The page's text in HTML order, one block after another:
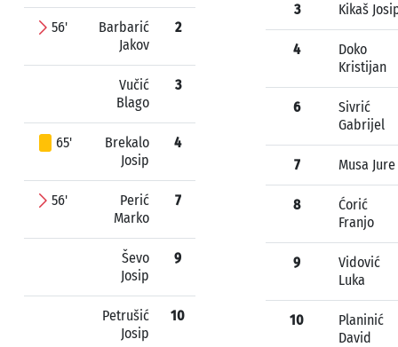
56'
Barbarić
Jakov
2
Vučić
Blago
3
65'
Brekalo
Josip
4
56'
Perić
Marko
7
Ševo
Josip
9
Petrušić
Josip
10
3 Kikaš
4
Doko
Kristijan
6
Sivrić
Gabrijel
7 Musa Jure
8
Ćorić
Franjo
9
Vidović
Luka
10
Planinić
David